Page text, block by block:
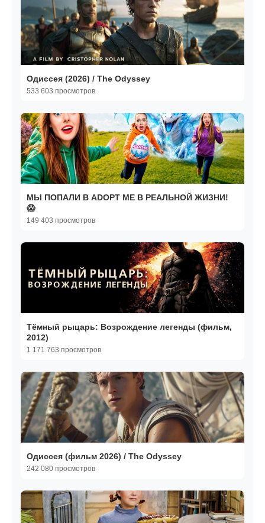
Одиссея (2026) / The Odyssey
533 603 просмотров
МЫ ПОПАЛИ В ADOPT ME В РЕАЛЬНОЙ ЖИЗНИ!
😱
149 403 просмотров
Тёмный рыцарь: Возрождение легенды (фильм,
2012)
1 171 763 просмотров
Одиссея (фильм 2026) / The Odyssey
242 080 просмотров